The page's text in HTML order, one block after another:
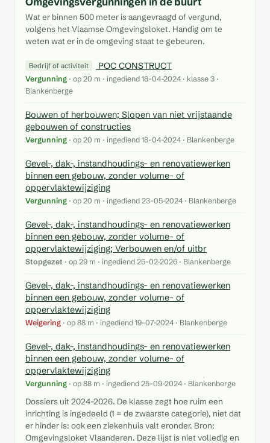
Wat er binnen 500 meter is aangevraagd of vergund,
volgens het Vlaamse Omgevingsloket. Handig om te
weten wat er in de omgeving staat te gebeuren.
Bedrijf of activiteit POC CONSTRUCT
Vergunning · op 20 m · ingediend 18-04-2024 · klasse 3 ·
Blankenberge
Bouwen of herbouwen; Slopen van niet vrijstaande
gebouwen of constructies
Vergunning · op 20 m · ingediend 18-04-2024 · Blankenberge
Gevel-, dak-, instandhoudings- en renovatiewerken
binnen een gebouw, zonder volume- of
oppervlaktewijziging
Vergunning · op 20 m · ingediend 23-05-2024 · Blankenberge
Gevel-, dak-, instandhoudings- en renovatiewerken
binnen een gebouw, zonder volume- of
oppervlaktewijziging; Verbouwen en/of uitbr
Stopgezet · op 29 m · ingediend 25-02-2026 · Blankenberge
Gevel-, dak-, instandhoudings- en renovatiewerken
binnen een gebouw, zonder volume- of
oppervlaktewijziging
Weigering · op 88 m · ingediend 19-07-2024 · Blankenberge
Gevel-, dak-, instandhoudings- en renovatiewerken
binnen een gebouw, zonder volume- of
oppervlaktewijziging
Vergunning · op 88 m · ingediend 25-09-2024 · Blankenberge
Dossiers uit 2024-2026. De klasse zegt hoe ruim een
inrichting is ingedeeld (1 = de zwaarste categorie), niet dat
er hinder is: ook een ziekenhuis valt eronder. Bron:
Omgevingsloket Vlaanderen. Deze lijst is niet volledig en